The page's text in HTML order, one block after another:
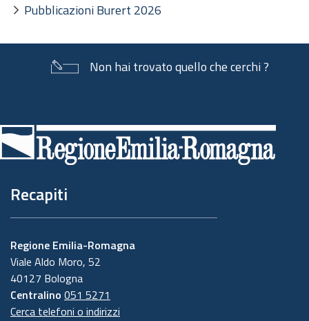
Pubblicazioni Burert 2026
Non hai trovato quello che cerchi ?
di
pagina
Recapiti
Regione Emilia-Romagna
Viale Aldo Moro, 52
40127 Bologna
Centralino 051 5271
Cerca telefoni o indirizzi